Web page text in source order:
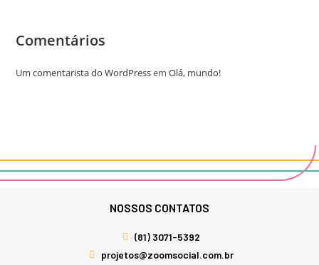
Comentários
Um comentarista do WordPressemOlá, mundo!
NOSSOS CONTATOS
(81) 3071-5392
projetos@zoomsocial.com.br